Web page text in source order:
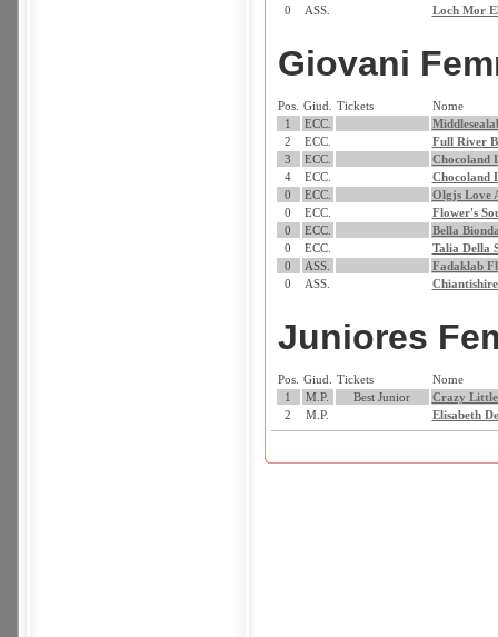
0
ASS. Loch Mor
Giovani
Pos. Giud. Tickets
Nome
1
ECC.
2
ECC.
Full River
3
ECC.
Chocoland
4
ECC.
Chocoland
0
ECC.
Olgjs Love
0
ECC.
Flower's
0
ECC.
Bella
0
ECC.
Talia Della
0
ASS.
Fadaklab
0
ASS. Chiantishire
Juniores
Pos. Giud. Tickets
Nome
1
M.P. Best Junior
Crazy Little
2
M.P. Elisabeth